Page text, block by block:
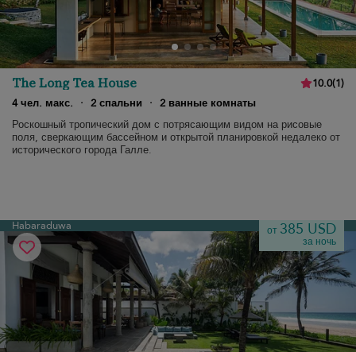
The Long Tea House 10.0(1)
4 чел. макс.
· 2 спальни · 2 ванные комнаты
Роскошный тропический дом с потрясающим видом на рисовые
поля, сверкающим бассейном и открытой планировкой недалеко от
исторического города Галле.
Habaraduwa от 385 USD
за ночь